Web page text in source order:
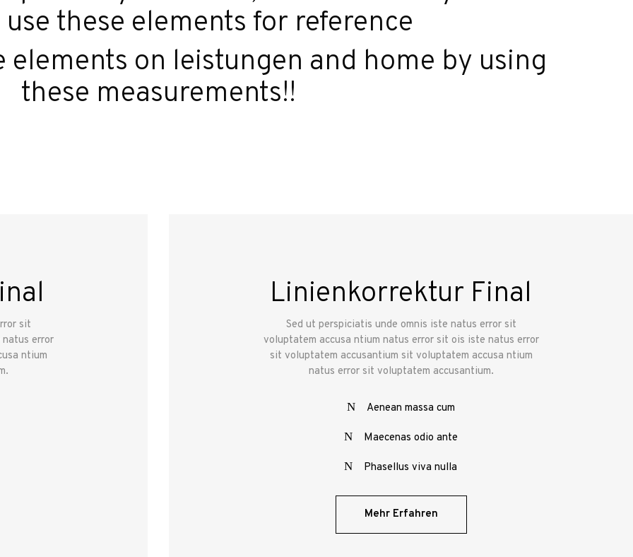
use these elements for reference
elements on leistungen and home by using
these measurements!!
sit
error
ntium
Linienkorrektur Final
Sed ut perspiciatis unde omnis iste natus error sit
voluptatem accusa ntium natus error sit ois iste natus error
sit voluptatem accusantium sit voluptatem accusa ntium
natus error sit voluptatem accusantium.
Aenean massa cum
Maecenas odio ante
Phasellus viva nulla
Mehr Erfahren